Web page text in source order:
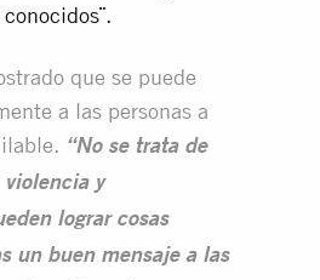
que se puede
a las personas a
“No se trata de
violencia y
lograr cosas
un buen mensaje a las